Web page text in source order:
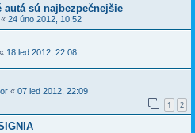
autá sú najbezpečnejšie
« 24 úno 2012, 10:52
« 18 led 2012, 22:08
« 07 led 2012, 22:09
1 2